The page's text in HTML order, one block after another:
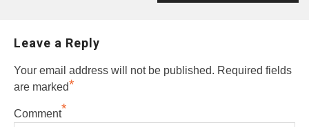
Leave a Reply
Your email address will not be published. Required fields
are marked*
Comment*